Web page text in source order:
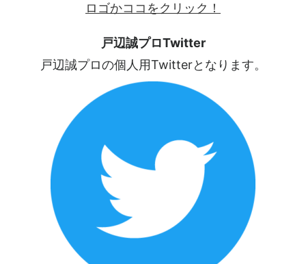
ロゴかココをクリック！
戸辺誠プロTwitter
戸辺誠プロの個人用Twitterとなります。